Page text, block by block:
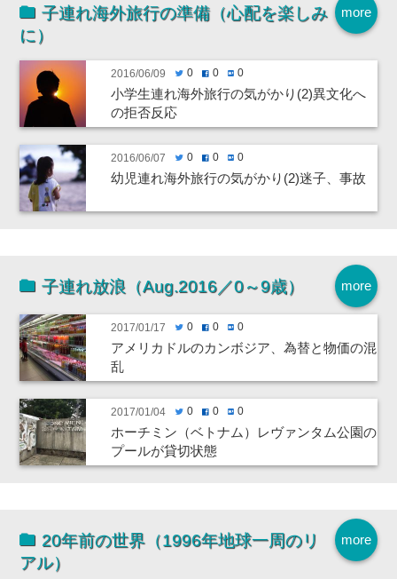
more
子連れ海外旅行の準備（心配を楽しみ
に）
2016/06/09 twitter0 facebook0 hatenabookmark0
小学生連れ海外旅行の気がかり(2)異文化へ
の拒否反応
2016/06/07 twitter0 facebook0 hatenabookmark0
幼児連れ海外旅行の気がかり(2)迷子、事故
more
子連れ放浪（Aug.2016／0～9歳）
2017/01/17 twitter0 facebook0 hatenabookmark0
アメリカドルのカンボジア、為替と物価の混
乱
2017/01/04 twitter0 facebook0 hatenabookmark0
ホーチミン（ベトナム）レヴァンタム公園の
プールが貸切状態
more
20年前の世界（1996年地球一周のリ
アル）